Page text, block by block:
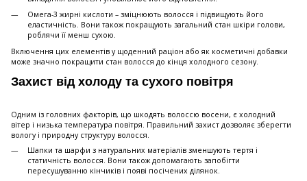
Омега-3 жирні кислоти – зміцнюють волосся і підвищують його
еластичність. Вони також покращують загальний стан шкіри голови,
роблячи її менш сухою.
Включення цих елементів у щоденний раціон або як косметичні добавки
може значно покращити стан волосся до кінця холодного сезону.
Захист від холоду та сухого повітря
Одним із головних факторів, що шкодять волоссю восени, є холодний
вітер і низька температура повітря. Правильний захист дозволяє зберегти
вологу і природну структуру волосся.
Шапки та шарфи з натуральних матеріалів зменшують тертя і
статичність волосся. Вони також допомагають запобігти
пересушуванню кінчиків і появі посічених ділянок.